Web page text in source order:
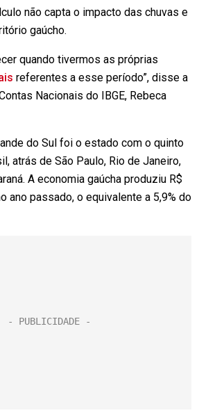
não capta o impacto das chuvas e
gaúcho.
quando tivermos as próprias
referentes a esse período”, disse a
Nacionais do IBGE, Rebeca
do Sul foi o estado com o quinto
atrás de São Paulo, Rio de Janeiro,
A economia gaúcha produziu R$
ano passado, o equivalente a 5,9% do